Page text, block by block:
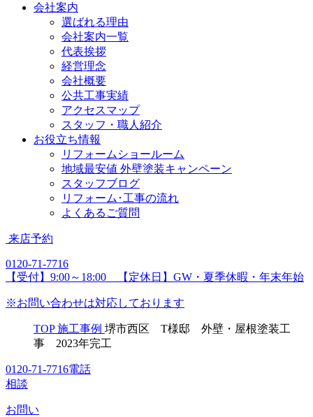
会社案内
選ばれる理由
会社案内一覧
代表挨拶
経営理念
会社概要
公共工事実績
アクセスマップ
スタッフ・職人紹介
お役立ち情報
リフォームショールーム
地域最安値 外壁塗装キャンペーン
スタッフブログ
リフォーム･工事の流れ
よくあるご質問
来店予約
0120-71-7716
【受付】9:00～18:00 【定休日】GW・夏季休暇・年末年始
※お問い合わせは対応しております
TOP 施工事例 堺市西区 T様邸 外壁・屋根塗装工
事 2023年完工
0120-71-7716電話
相談
お問い